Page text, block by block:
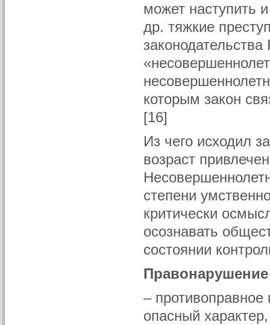
может наступить
др. тяжкие
которым закон
[16]
Из чего исходил
возраст
степени
критически
осознавать
состоянии
Правонарушение
–
опасный